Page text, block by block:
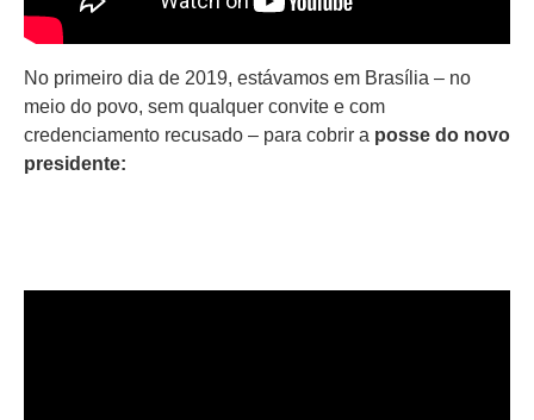
No primeiro dia de 2019, estávamos em Brasília – no
meio do povo, sem qualquer convite e com
credenciamento recusado – para cobrir a posse do novo
presidente: